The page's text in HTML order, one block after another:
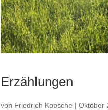
Erzählungen
von Friedrich Kopsche |Oktober